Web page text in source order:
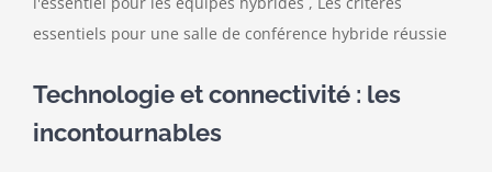
Technologie et connectivité : les
incontournables